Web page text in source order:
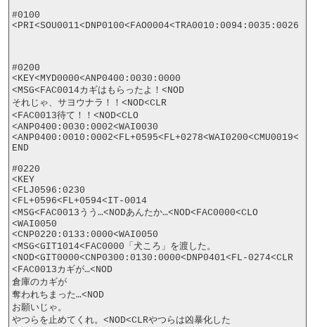
#0100
<PRI<SOU0011<DNP0100<FAO0004<TRA0010:0094:0035:0026
#0200
<KEY<MYD0000<ANP0400:0030:0000
<MSG<FAC0014カギはもらったよ！<NOD
それじゃ、サヨウナラ！！<NOD<CLR
<FAC0013待て！！<NOD<CLO
<ANP0400:0030:0002<WAI0030
<ANP0400:0010:0002<FL+0595<FL+0278<WAI0200<CMU0019<
END
#0220
<KEY
<FLJ0596:0230
<FL+0596<FL+0594<IT-0014
<MSG<FAC0013うう…<NODあんたか…<NOD<FAC0000<CLO
<WAI0050
<CNP0220:0133:0000<WAI0050
<MSG<GIT1014<FAC0000「犬ころ」を渡した。
<NOD<GIT0000<CNP0300:0130:0000<DNP0401<FL-0274<CLR
<FAC0013カギが…<NOD
倉庫のカギが
奪われちまった…<NOD
お願いじゃ。
やつらを止めてくれ。<NOD<CLRやつらは凶暴化した